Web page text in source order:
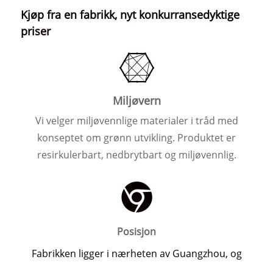
Kjøp fra en fabrikk, nyt konkurransedyktige
priser
Miljøvern
Vi velger miljøvennlige materialer i tråd med
konseptet om grønn utvikling. Produktet er
resirkulerbart, nedbrytbart og miljøvennlig.
Posisjon
Fabrikken ligger i nærheten av Guangzhou, og